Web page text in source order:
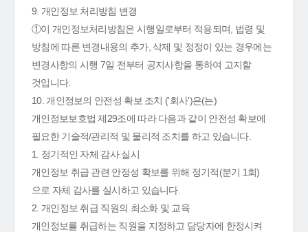
9. 개인정보 처리방침 변경
①이 개인정보처리방침은 시행일로부터 적용되며, 법령 및
방침에 따른 변경내용의 추가, 삭제 및 정정이 있는 경우에는
변경사항의 시행 7일 전부터 공지사항을 통하여 고지할
것입니다.
10. 개인정보의 안전성 확보 조치 ('회사')은(는)
개인정보보호법 제29조에 따라 다음과 같이 안전성 확보에
필요한 기술적/관리적 및 물리적 조치를 하고 있습니다.
1. 정기적인 자체 감사 실시
개인정보 취급 관련 안정성 확보를 위해 정기적(분기 1회)
으로 자체 감사를 실시하고 있습니다.
2. 개인정보 취급 직원의 최소화 및 교육
개인정보를 취급하는 직원을 지정하고 담당자에 한정시켜